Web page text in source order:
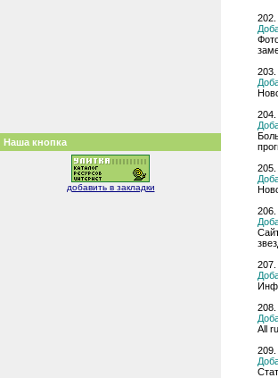
Наша кнопка
добавить в закладки
202.
203.
204.
205.
206.
207.
208.
All
209.